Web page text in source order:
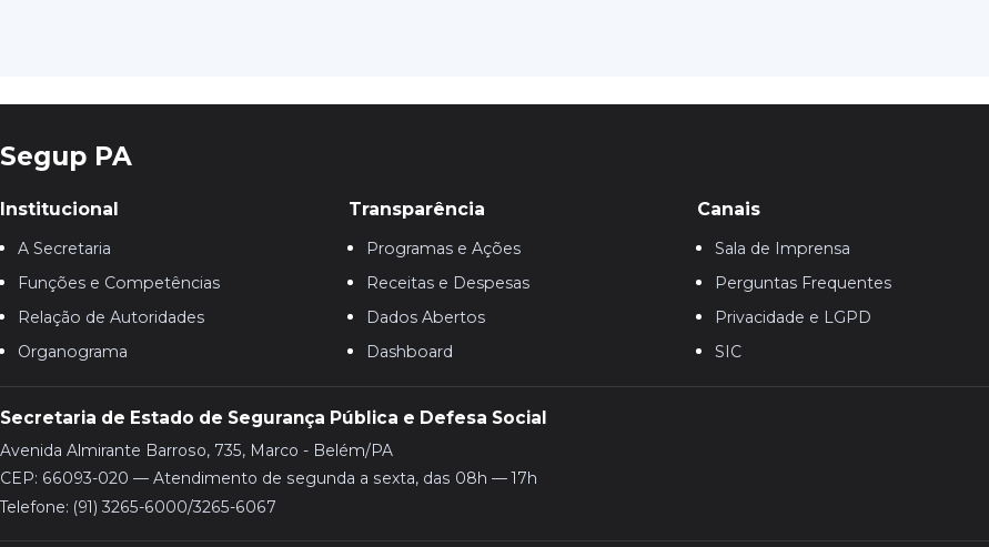
Segup PA
Institucional
A Secretaria
Funções e Competências
Relação de Autoridades
Organograma
Transparência
Programas e Ações
Receitas e Despesas
Dados Abertos
Dashboard
Canais
Sala de Imprensa
Perguntas Frequentes
Privacidade e LGPD
SIC
Secretaria de Estado de Segurança Pública e Defesa Social
Avenida Almirante Barroso, 735, Marco - Belém/PA
CEP: 66093-020 — Atendimento de segunda a sexta, das 08h — 17h
Telefone: (91) 3265-6000/3265-6067